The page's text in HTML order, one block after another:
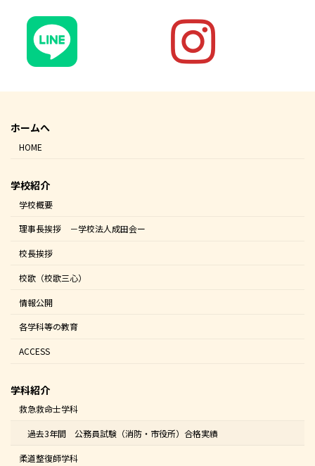
ホームへ
HOME
学校紹介
学校概要
理事長挨拶 －学校法人成田会ー
校長挨拶
校歌（校歌三心）
情報公開
各学科等の教育
ACCESS
学科紹介
救急救命士学科
過去3年間 公務員試験（消防・市役所）合格実績
柔道整復師学科